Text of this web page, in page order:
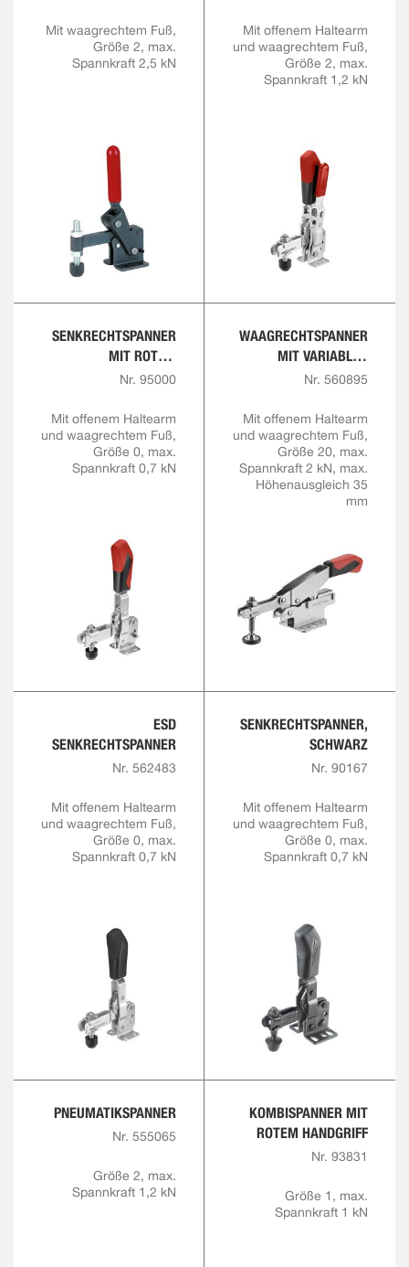
Mit waagrechtem Fuß,
Größe 2, max.
Spannkraft 2,5 kN
LUNG
Mit offenem Haltearm
und waagrechtem Fuß,
Größe 2, max.
Spannkraft 1,2 kN
SENKRECHTSPANNER
MIT ROTEM
HANDGRIFF
Nr. 95000
Mit offenem Haltearm
und waagrechtem Fuß,
Größe 0, max.
Spannkraft 0,7 kN
WAAGRECHTSPANNER
MIT VARIABLER
SPANNHÖHE
Nr. 560895
Mit offenem Haltearm
und waagrechtem Fuß,
Größe 20, max.
Spannkraft 2 kN, max.
Höhenausgleich 35
mm
ESD
SENKRECHTSPANNER
Nr. 562483
Mit offenem Haltearm
und waagrechtem Fuß,
Größe 0, max.
Spannkraft 0,7 kN
SENKRECHTSPANNER,
SCHWARZ
Nr. 90167
Mit offenem Haltearm
und waagrechtem Fuß,
Größe 0, max.
Spannkraft 0,7 kN
PNEUMATIKSPANNER
Nr. 555065
Größe 2, max.
Spannkraft 1,2 kN
KOMBISPANNER MIT
ROTEM HANDGRIFF
Nr. 93831
Größe 1, max.
Spannkraft 1 kN